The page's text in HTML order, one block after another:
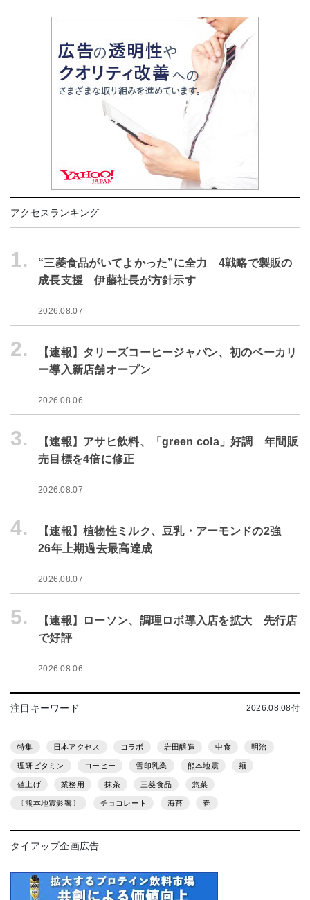
アクセスランキング
1.
“三菱食品がいてよかった”に全力 4戦略で製販の
成長支援 伊藤社長が方針示す
2026.08.07
2.
【速報】タリーズコーヒージャパン、初のベーカリ
ー導入新店舗オープン
2026.08.06
3.
【速報】アサヒ飲料、「green cola」好調 年間販
売目標を4倍に修正
2026.08.07
4.
【速報】植物性ミルク、豆乳・アーモンドの2強
26年上期過去最高達成
2026.08.07
5.
【速報】ローソン、調理ロボ導入店を拡大 先行店
で好評
2026.08.06
注目キーワード 2026.08.08付
特集 日本アクセス コラボ 岩田醸造 中食 明治
理研ビタミン コーヒー 雪印乳業 熊本地震 麺
値上げ 業務用 抹茶 三菱食品 惣菜
〔熊本地震影響〕 チョコレート 海苔 春
タイアップ企画広告